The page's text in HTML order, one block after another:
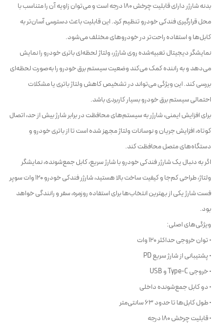
بدنه شارژر دارای قابلیت چرخش 180 درجه است و می‌توان زاویه آن را متناسب با
محل قرارگیری فندکی خودرو تنظیم کرد. این قابلیت باعث دسترسی آسان‌تر به
کابل‌ها و استفاده راحت‌تر در خودروهای مختلف می‌شود.
نمایشگر دیجیتال تعبیه‌شده روی شارژر، ولتاژ لحظه‌ای باتری خودرو را نمایش
می‌دهد و به راننده کمک می‌کند وضعیت سیستم برق خودرو را به‌صورت لحظه‌ای
بررسی کند. این ویژگی می‌تواند در تشخیص کاهش ولتاژ باتری یا مشکلات
احتمالی سیستم برق خودرو بسیار کاربردی باشد.
برای افزایش ایمنی، شارژر به سیستم‌های محافظت در برابر شارژ بیش از حد، اتصال
کوتاه، افزایش جریان و نوسانات ولتاژ مجهز شده است تا از باتری خودرو و
دستگاه‌های متصل محافظت کند.
اگر به دنبال یک شارژر فندکی خودرو با شارژ سریع، کابل جمع‌شونده، نمایشگر
ولتاژ، طراحی کم‌جا و کیفیت ساخت بالا هستید، شارژر فندکی خودرو 120 وات سوپر
فست شارژ یکی از بهترین انتخاب‌ها برای استفاده روزمره، سفر و رانندگی خواهد
بود.
ویژگی‌های اصلی:
• توان خروجی حداکثر 120 وات
• پشتیبانی از شارژ سریع PD
• خروجی Type-C و USB
• دو کابل جمع‌شونده داخلی
• طول کابل‌ها تا حدود 63 سانتی‌متر
• قابلیت چرخش 180 درجه